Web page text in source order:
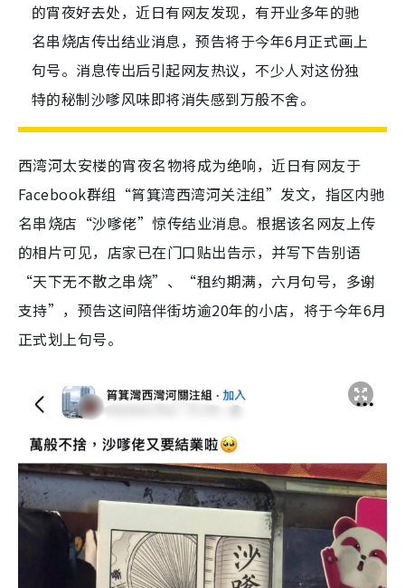
的宵夜好去处，近日有网友发现，有开业多年的驰
名串烧店传出结业消息，预告将于今年6月正式画上
句号。消息传出后引起网友热议，不少人对这份独
特的秘制沙嗲风味即将消失感到万般不舍。
西湾河太安楼的宵夜名物将成为绝响，近日有网友于
Facebook群组“筲箕湾西湾河关注组”发文，指区内驰
名串烧店“沙嗲佬”惊传结业消息。根据该名网友上传
的相片可见，店家已在门口贴出告示，并写下告别语
“天下无不散之串烧”、“租约期满，六月句号，多谢
支持”，预告这间陪伴街坊逾20年的小店，将于今年6月
正式划上句号。